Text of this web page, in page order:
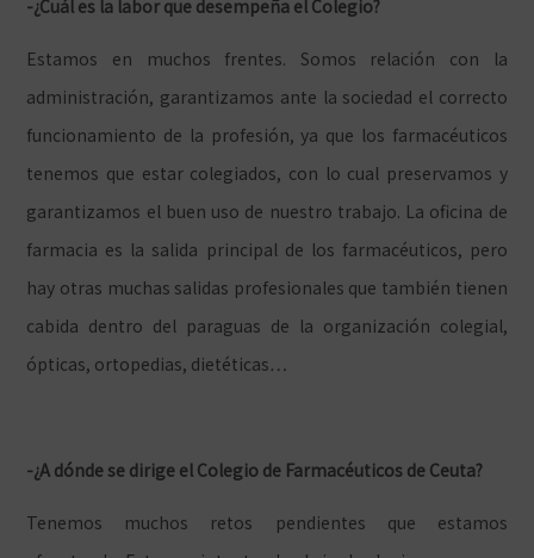
-¿Cuál es la labor que desempeña el Colegio?
Estamos en muchos frentes. Somos relación con la
administración, garantizamos ante la sociedad el correcto
funcionamiento de la profesión, ya que los farmacéuticos
tenemos que estar colegiados, con lo cual preservamos y
garantizamos el buen uso de nuestro trabajo. La oficina de
farmacia es la salida principal de los farmacéuticos, pero
hay otras muchas salidas profesionales que también tienen
cabida dentro del paraguas de la organización colegial,
ópticas, ortopedias, dietéticas…
-¿A dónde se dirige el Colegio de Farmacéuticos de Ceuta?
Tenemos muchos retos pendientes que estamos